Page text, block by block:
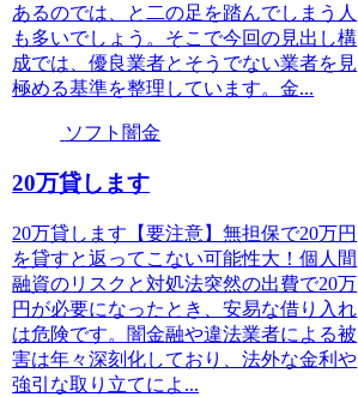
あるのでは、と二の足を踏んでしまう人
も多いでしょう。そこで今回の見出し構
成では、優良業者とそうでない業者を見
極める基準を整理しています。金...
ソフト闇金
20万貸します
20万貸します【要注意】無担保で20万円
を貸すと返ってこない可能性大！個人間
融資のリスクと対処法突然の出費で20万
円が必要になったとき、安易な借り入れ
は危険です。闇金融や違法業者による被
害は年々深刻化しており、法外な金利や
強引な取り立てによ...